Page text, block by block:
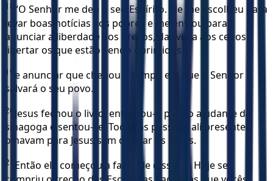
18 “O Senhor me deu o seu Espírito. Ele me escolheu para
levar boas notícias aos pobres e me enviou para
anunciar a liberdade aos presos, dar vista aos cegos,
libertar os que estão sendo oprimidos
19 e anunciar que chegou o tempo em que o Senhor
salvará o seu povo.”
20 Jesus fechou o livro, entregou-o para o ajudante da
sinagoga e sentou-se. Todas as pessoas ali presentes
olhavam para Jesus sem desviar os olhos.
21
Então ele começou a falar. Ele disse: — Hoje se